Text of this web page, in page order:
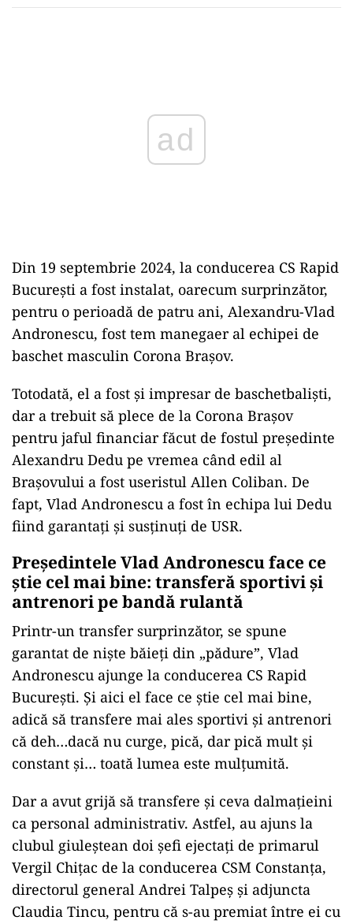
Din 19 septembrie 2024, la conducerea CS Rapid
București a fost instalat, oarecum surprinzător,
pentru o perioadă de patru ani, Alexandru-Vlad
Andronescu, fost tem manegaer al echipei de
baschet masculin Corona Brașov.
Totodată, el a fost și impresar de baschetbaliști,
dar a trebuit să plece de la Corona Brașov
pentru jaful financiar făcut de fostul președinte
Alexandru Dedu pe vremea când edil al
Brașovului a fost useristul Allen Coliban. De
fapt, Vlad Andronescu a fost în echipa lui Dedu
fiind garantați și susținuți de USR.
Președintele Vlad Andronescu face ce
știe cel mai bine: transferă sportivi și
antrenori pe bandă rulantă
Printr-un transfer surprinzător, se spune
garantat de niște băieți din „pădure”, Vlad
Andronescu ajunge la conducerea CS Rapid
București. Și aici el face ce știe cel mai bine,
adică să transfere mai ales sportivi și antrenori
că deh…dacă nu curge, pică, dar pică mult și
constant și… toată lumea este mulțumită.
Dar a avut grijă să transfere și ceva dalmațieini
ca personal administrativ. Astfel, au ajuns la
clubul giuleștean doi șefi ejectați de primarul
Vergil Chițac de la conducerea CSM Constanța,
directorul general Andrei Talpeș și adjuncta
Claudia Tincu, pentru că s-au premiat între ei cu